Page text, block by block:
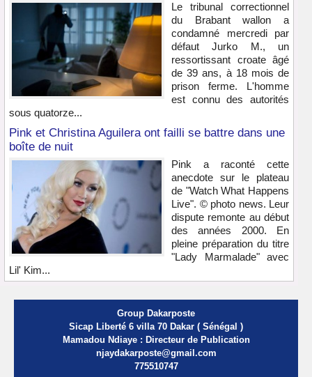
Le tribunal correctionnel
du Brabant wallon a
condamné mercredi par
défaut Jurko M., un
ressortissant croate âgé
de 39 ans, à 18 mois de
prison ferme. L'homme
est connu des autorités
sous quatorze...
Pink et Christina Aguilera ont failli se battre dans une
boîte de nuit
Pink a raconté cette
anecdote sur le plateau
de "Watch What Happens
Live". © photo news. Leur
dispute remonte au début
des années 2000. En
pleine préparation du titre
"Lady Marmalade" avec
Lil' Kim...
Group Dakarposte
Sicap Liberté 6 villa 70 Dakar ( Sénégal )
Mamadou Ndiaye : Directeur de Publication
njaydakarposte@gmail.com
775510747